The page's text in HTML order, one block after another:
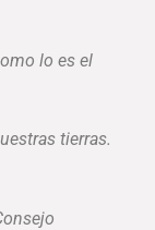
lo es el
tierras.